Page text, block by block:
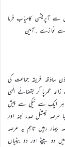
سے آپریشن کامیاب فرما
سے نوازے ۔آمین
ساؤتھ افریقہ جماعت کی
کو ساٹھ سال سے زائد عمرپا کر بقضائے الٰہی
ہر ایک سے نیکی سے پیش
نیشنل صدر لجنہ اور
رہیں تاہم یہ عرصہ
بیٹے اور دو بیٹیاں